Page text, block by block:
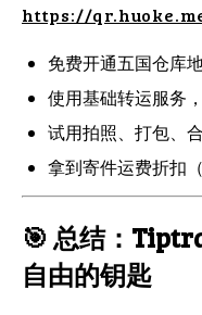
https://
免费开通五国仓库
使用基础转运服务
试用拍照、打包、
拿到寄件运费折扣
🎯 总结：
自由的钥匙